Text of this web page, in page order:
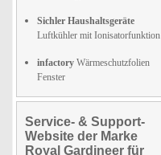
Sichler Haushaltsgeräte
Luftkühler mit Ionisatorfunktion
infactory Wärmeschutzfolien
Fenster
Service- & Support-
Website der Marke
Royal Gardineer für